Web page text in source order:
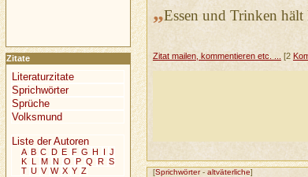
„Essen und Trinken hält
Zitat mailen, kommentieren etc. ...
[2
[Sprichwörter- altväterliche]
Zitate
Literaturzitate
Sprichwörter
Sprüche
Volksmund
Liste der Autoren
A B C D E F G H I J
K L M N O P Q R S
T U V W X Y Z